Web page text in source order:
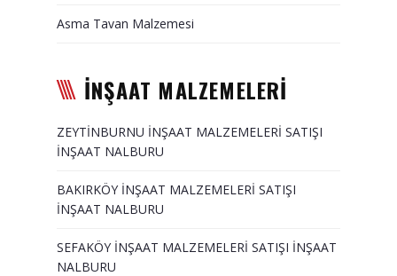
Asma Tavan Malzemesi
İNŞAAT MALZEMELERİ
ZEYTİNBURNU İNŞAAT MALZEMELERİ SATIŞI
İNŞAAT NALBURU
BAKIRKÖY İNŞAAT MALZEMELERİ SATIŞI
İNŞAAT NALBURU
SEFAKÖY İNŞAAT MALZEMELERİ SATIŞI İNŞAAT
NALBURU